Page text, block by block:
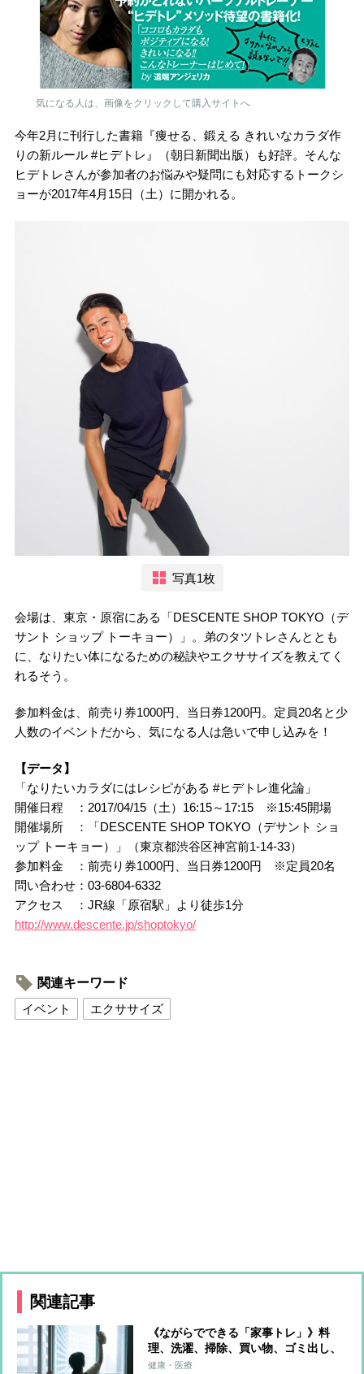
気になる人は、画像をクリックして購入サイトへ
今年2月に刊行した書籍『痩せる、鍛える きれいなカラダ作
りの新ルール #ヒデトレ』（朝日新聞出版）も好評。そんな
ヒデトレさんが参加者のお悩みや疑問にも対応するトークシ
ョーが2017年4月15日（土）に開かれる。
写真1枚
会場は、東京・原宿にある「DESCENTE SHOP TOKYO（デ
サント ショップ トーキョー）」。弟のタツトレさんととも
に、なりたい体になるための秘訣やエクササイズを教えてく
れるそう。
参加料金は、前売り券1000円、当日券1200円。定員20名と少
人数のイベントだから、気になる人は急いで申し込みを！
【データ】
「なりたいカラダにはレシピがある #ヒデトレ進化論」
開催日程 ：2017/04/15（土）16:15～17:15 ※15:45開場
開催場所 ：「DESCENTE SHOP TOKYO（デサント ショ
ップ トーキョー）」（東京都渋谷区神宮前1-14-33）
参加料金 ：前売り券1000円、当日券1200円 ※定員20名
問い合わせ：03-6804-6332
アクセス ：JR線「原宿駅」より徒歩1分
http://www.descente.jp/shoptokyo/
関連キーワード
イベント
エクササイズ
関連記事
《ながらでできる「家事トレ」》料
理、洗濯、掃除、買い物、ゴミ出し、
水やり…すべてをエクササイズに！ト
健康・医療